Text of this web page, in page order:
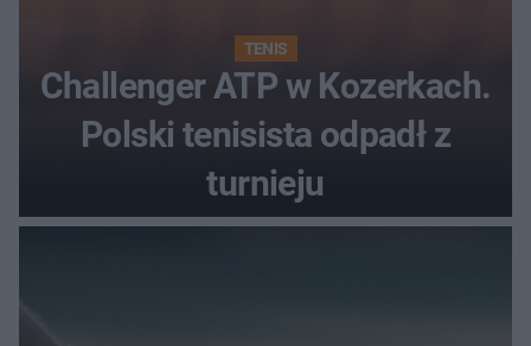
TENIS
Challenger ATP w Kozerkach.
Polski tenisista odpadł z
turnieju